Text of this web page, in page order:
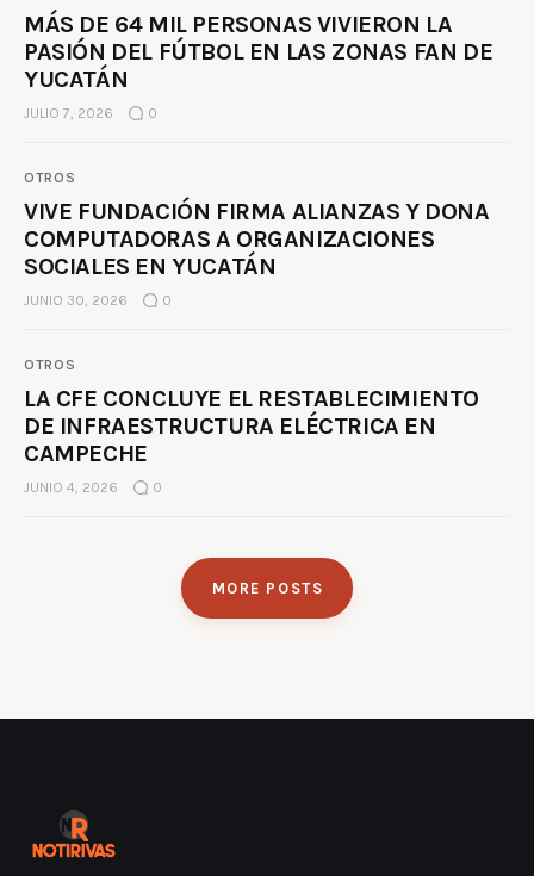
MÁS DE 64 MIL PERSONAS VIVIERON LA
PASIÓN DEL FÚTBOL EN LAS ZONAS FAN DE
YUCATÁN
JULIO 7, 2026 0
OTROS
VIVE FUNDACIÓN FIRMA ALIANZAS Y DONA
COMPUTADORAS A ORGANIZACIONES
SOCIALES EN YUCATÁN
JUNIO 30, 2026 0
OTROS
LA CFE CONCLUYE EL RESTABLECIMIENTO
DE INFRAESTRUCTURA ELÉCTRICA EN
CAMPECHE
JUNIO 4, 2026 0
MORE POSTS